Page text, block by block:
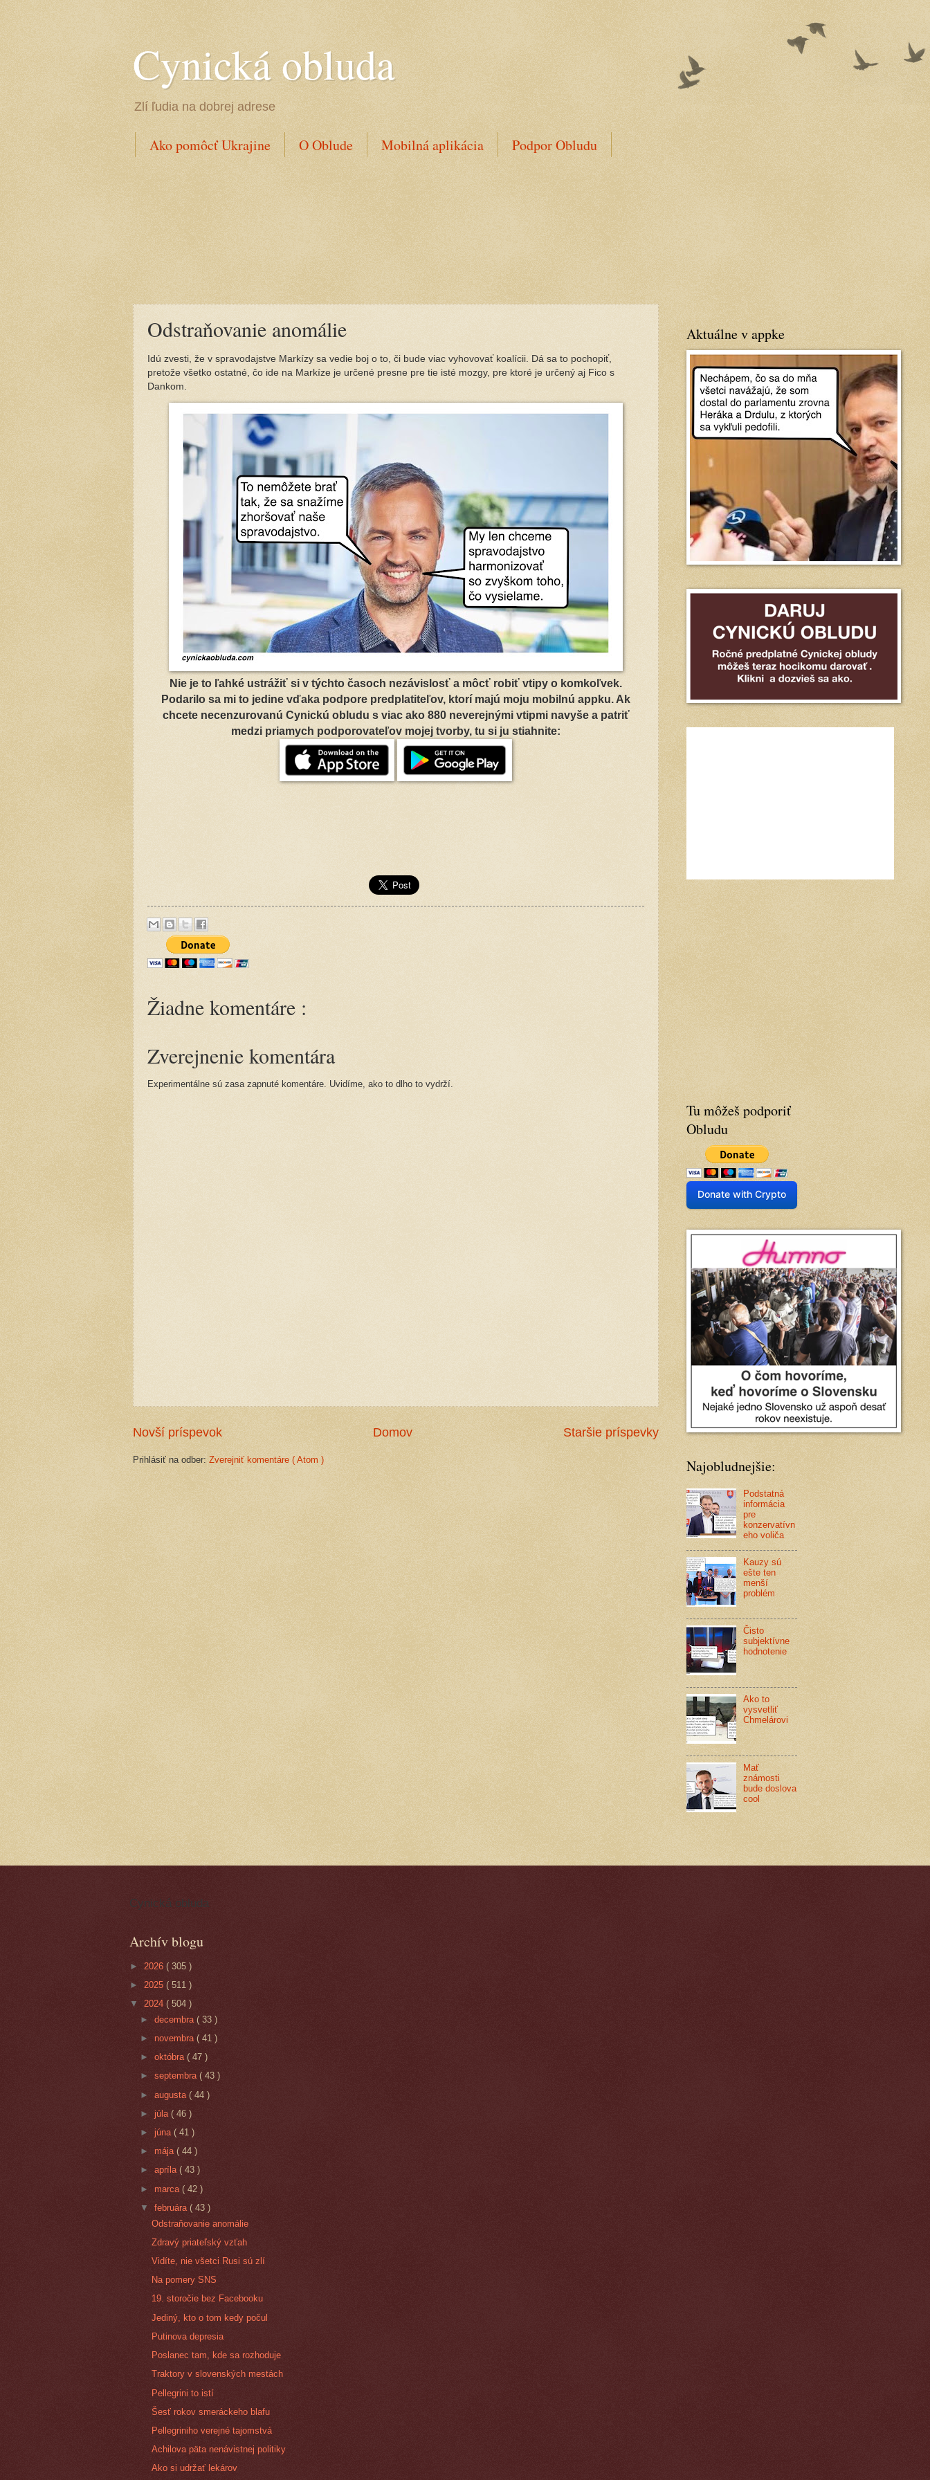
Cynická obluda
Zlí ľudia na dobrej adrese
Ako pomôcť Ukrajine O Oblude Mobilná aplikácia Podpor Obludu
Odstraňovanie anomálie
Idú zvesti, že v spravodajstve Markízy sa vedie boj o to, či bude viac vyhovovať koalícii. Dá sa to pochopiť,
pretože všetko ostatné, čo ide na Markíze je určené presne pre tie isté mozgy, pre ktoré je určený aj Fico s
Dankom.
Nie je to ľahké ustrážiť si v týchto časoch nezávislosť a môcť robiť vtipy o komkoľvek.
Podarilo sa mi to jedine vďaka podpore predplatiteľov, ktorí majú moju mobilnú appku. Ak
chcete necenzurovanú Cynickú obludu s viac ako 880 neverejnými vtipmi navyše a patriť
medzi priamych podporovateľov mojej tvorby, tu si ju stiahnite:
Žiadne komentáre :
Zverejnenie komentára
Experimentálne sú zasa zapnuté komentáre. Uvidíme, ako to dlho to vydrží.
Novší príspevok Staršie príspevky
Domov
Prihlásiť na odber: Zverejniť komentáre ( Atom )
Aktuálne v appke
Tu môžeš podporiť
Obludu
Donate with Crypto
Najobludnejšie:
Podstatná
informácia
pre
konzervatívn
eho voliča
Kauzy sú
ešte ten
menší
problém
Čisto
subjektívne
hodnotenie
Ako to
vysvetliť
Chmelárovi
Mať
známosti
bude doslova
cool
Cynická obluda
Archív blogu
► 2026 ( 305 )
► 2025 ( 511 )
▼ 2024 ( 504 )
►decembra( 33 )
►novembra( 41 )
►októbra( 47 )
►septembra( 43 )
►augusta( 44 )
► júla( 46 )
► júna( 41 )
► mája( 44 )
►apríla( 43 )
► marca( 42 )
▼februára( 43 )
Odstraňovanie anomálie
Zdravý priateľský vzťah
Vidíte, nie všetci Rusi sú zlí
Na pomery SNS
19. storočie bez Facebooku
Jediný, kto o tom kedy počul
Putinova depresia
Poslanec tam, kde sa rozhoduje
Traktory v slovenských mestách
Pellegrini to istí
Šesť rokov smeráckeho blafu
Pellegriniho verejné tajomstvá
Achilova päta nenávistnej politiky
Ako si udržať lekárov